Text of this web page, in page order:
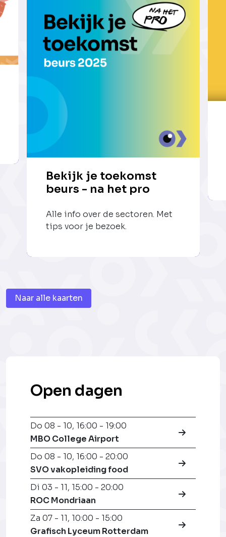
Bekijk je toekomst
beurs - na het pro
Alle info over de sectoren. Met
tips voor je bezoek.
Naar alle kaarten
Open dagen
Do 08 - 10, 16:00 - 19:00
MBO College Airport
Do 08 - 10, 16:00 - 20:00
SVO vakopleiding food
Di 03 - 11, 15:00 - 20:00
ROC Mondriaan
Za 07 - 11, 10:00 - 15:00
Grafisch Lyceum Rotterdam